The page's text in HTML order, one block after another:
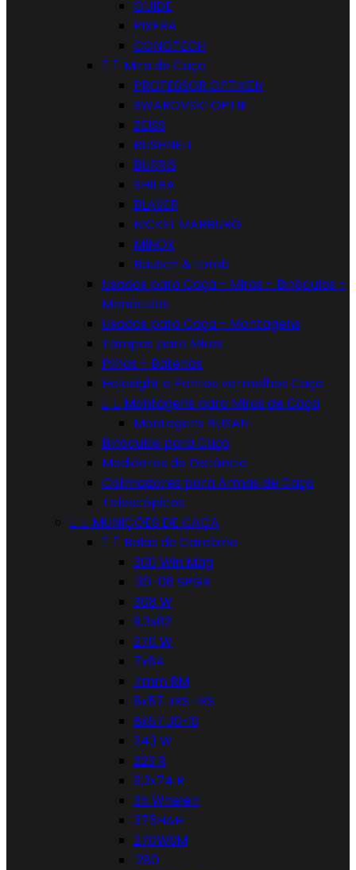
GUIDE
PIXFRA
CONOTECH
  Mira de Caça
PROFESSOR OPTIKEN
SWAROVSKI OPTIK
ZEISS
BUSHNELL
BURRIS
SHILBA
BLASER
NICKEL MARBURG
MINOX
Bausch & Lomb
Usados para Caça - Miras - Binóculos -
Monóculos
Usados para Caça - Montagens
Tampas para Miras
Pilhas - Baterias
Holosight e Pontos vermelhos Caça
  Montagens para Miras de Caça
Montagens RUSAN
Binóculos para Caça
Medidores de Distância
Colimadores para Armas de Caça
Telescópicos
  MUNIÇÕES DE CAÇA
  Balas de Carabina
300 Win Mag
.30-06 SPGR
308 W
9,3x62
270 W
7x64
7mm RM
8x57 JRS-IRS
8x57 JS-IS
243 W
223 R
9,3x74 R
35 Whelen
375H&H
270WSM
.280